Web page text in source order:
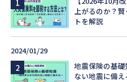
上がるのか？
トを解説
2024/01/29
地震保険の基
ない地震に備え